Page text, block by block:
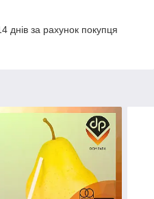
днів за рахунок покупця